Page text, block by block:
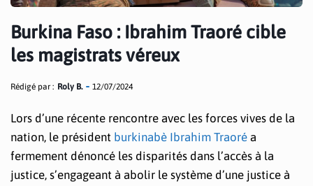
Burkina Faso : Ibrahim Traoré cible
les magistrats véreux
Rédigé par : Roly B. 12/07/2024
Lors d’une récente rencontre avec les forces vives de la
nation, le président burkinabè Ibrahim Traoré a
fermement dénoncé les disparités dans l’accès à la
justice, s’engageant à abolir le système d’une justice à